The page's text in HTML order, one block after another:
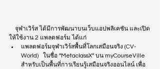
ให้ใช้งาน 2 แพลตฟอร์ม ได้แก่
แพลตฟอร์มจุฬาเวิร์สพื้นที่โลกเสมือนจริง (CV-
World)   ในชื่อ “MetaclassX” บน myCourseVille
สำหรับเป็นพื้นที่การเรียนรู้เสมือนจริงออนไลน์ เพื่อ